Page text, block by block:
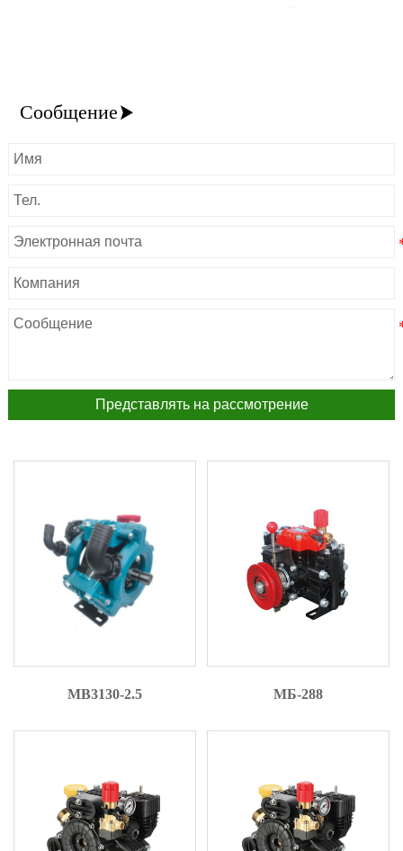
Сообщение 
Представлять на рассмотрение
MB3130-2.5 МБ-288